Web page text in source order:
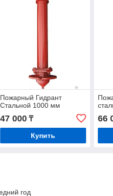
Пожарный Гидрант
Стальной 1000 мм
47 000₸
Купить
66
год